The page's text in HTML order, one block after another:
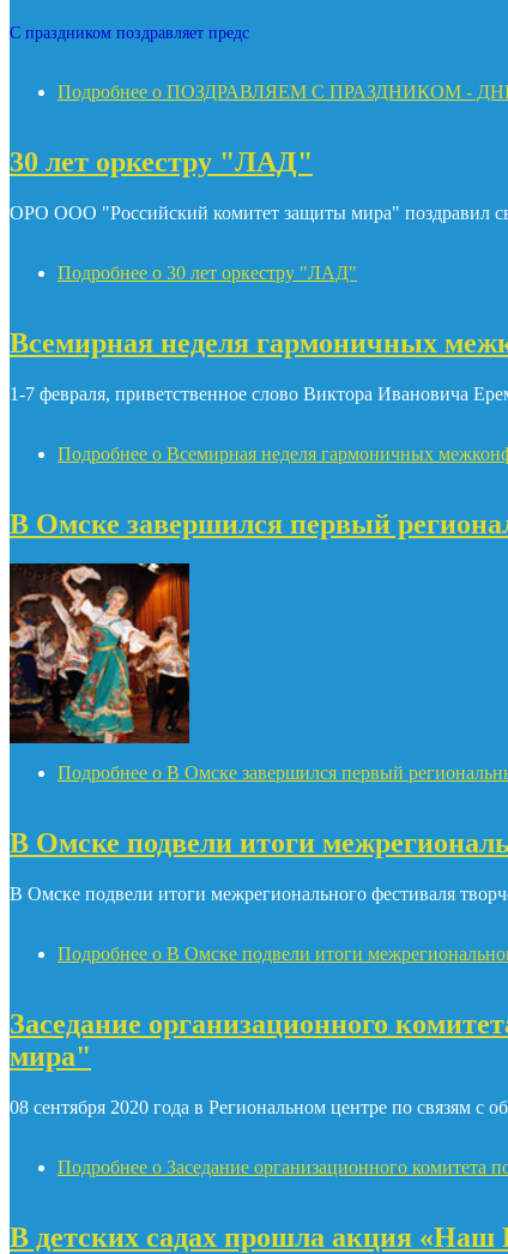
С праздником поздравляет предс
Подробнее о ПОЗДРАВЛЯЕМ С ПРАЗДНИКОМ -
30 лет оркестру "ЛАД"
ОРО ООО "Российский комитет защиты мира" поздравил
Подробнее о 30 лет оркестру "ЛАД"
Всемирная неделя гармоничных
1-7 февраля, приветственное слово Виктора Ивановича
Подробнее о Всемирная неделя гармоничных
В Омске завершился первый
Подробнее о В Омске завершился первый
В Омске подвели итоги
В Омске подвели итоги межрегионального фестиваля
Подробнее о В Омске подвели итоги
Заседание организационного
мира"
08 сентября 2020 года в Региональном центре по связям с
Подробнее о Заседание организационного комитета
В детских садах прошла акция «Наш